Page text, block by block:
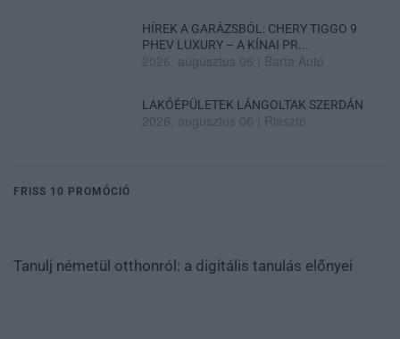
HÍREK A GARÁZSBÓL: CHERY TIGGO 9
PHEV LUXURY – A KÍNAI PR...
2026. augusztus 06 Barta Autó
LAKÓÉPÜLETEK LÁNGOLTAK SZERDÁN
2026. augusztus 06 Riasztó
FRISS 10 PROMÓCIÓ
Tanulj németül otthonról: a digitális tanulás előnyei